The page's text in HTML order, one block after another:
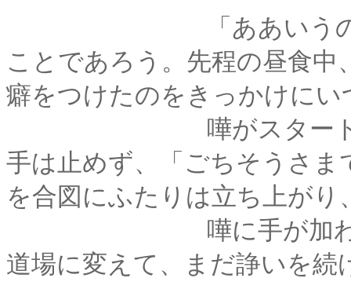
「ああいうの」とは
ことであろう。先程の昼食
癖をつけたのをきっかけにい
嘩がスタートした。
手は止めず、「ごちそうさ
を合図にふたりは立ち上がり
嘩に手が加わった。
道場に変えて、まだ諍いを続